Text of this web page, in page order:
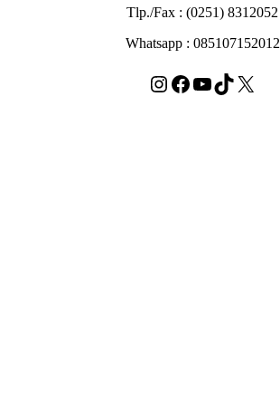
Tlp./Fax : (0251) 8312052
Whatsapp : 085107152012
Instagram
Facebook
YouTube
TikTok
X